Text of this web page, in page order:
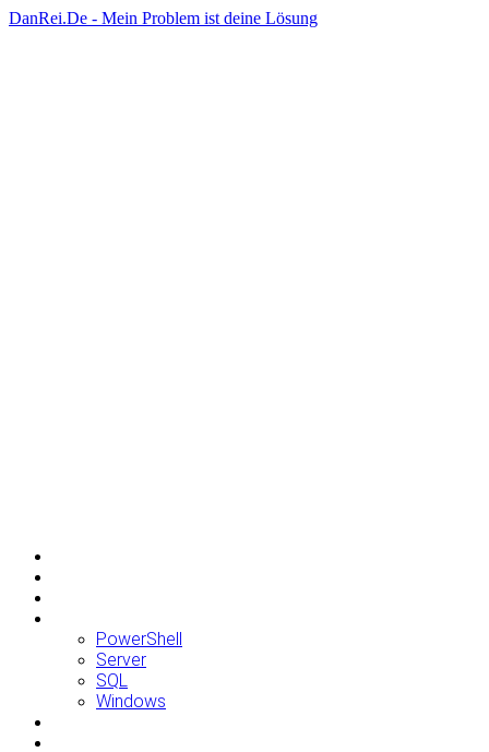
DanRei.De - Mein Problem ist deine Lösung
PowerShell
Server
SQL
Windows